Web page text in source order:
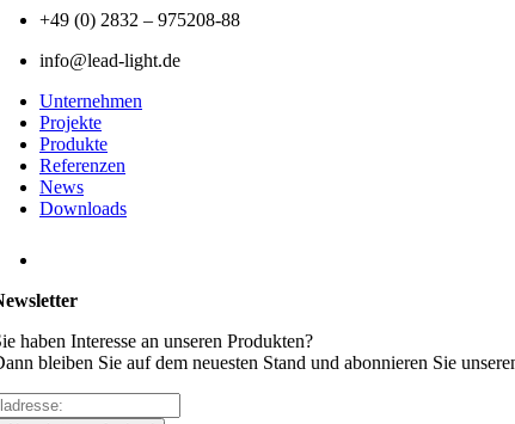
+49 (0) 2832 – 975208-88
info@lead-light.de
Unternehmen
Projekte
Produkte
Referenzen
News
Downloads
haben Interesse an unseren Produkten?
bleiben Sie auf dem neuesten Stand und abonnieren Sie